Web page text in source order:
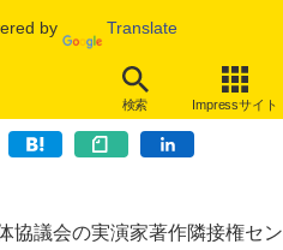
by Translate
検索 Impressサイト
に掲載・投稿経験～権利者団体が
議会の実演家著作隣接権セン